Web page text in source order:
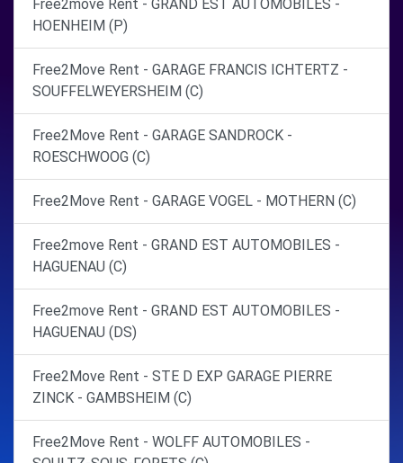
Free2move Rent - GRAND EST AUTOMOBILES -
HOENHEIM (P)
Free2Move Rent - GARAGE FRANCIS ICHTERTZ -
SOUFFELWEYERSHEIM (C)
Free2Move Rent - GARAGE SANDROCK -
ROESCHWOOG (C)
Free2Move Rent - GARAGE VOGEL - MOTHERN (C)
Free2move Rent - GRAND EST AUTOMOBILES -
HAGUENAU (C)
Free2move Rent - GRAND EST AUTOMOBILES -
HAGUENAU (DS)
Free2Move Rent - STE D EXP GARAGE PIERRE
ZINCK - GAMBSHEIM (C)
Free2Move Rent - WOLFF AUTOMOBILES -